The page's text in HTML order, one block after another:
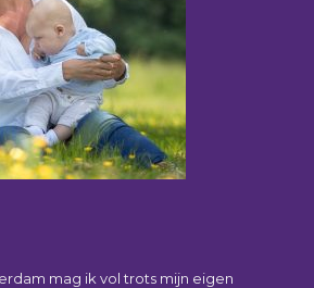
mag ik vol trots mijn eigen